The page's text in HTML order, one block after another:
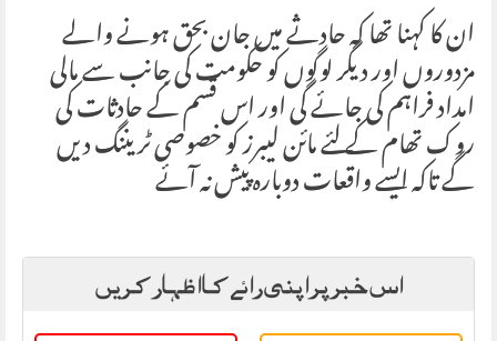
ان کا کہنا تھا کہ حادثے میں جان بحق ہونے والے
مزدوروں اور دیگر لوگوں کو حکومت کی جانب سے مالی
امداد فراہم کی جائے گی اور اس قسم کے حادثات کی
روک تھام کے لئے مائن لیبرز کو خصوصی ٹریننگ دیں
گے تاکہ ایسے واقعات دوبارہ پیش نہ آئے
اس خبر پر اپنی رائے کا اظہار کریں